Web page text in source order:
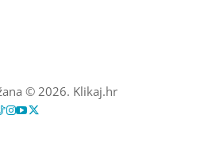
© 2026. Klikaj.hr